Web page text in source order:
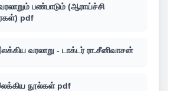
பண்பாடும் (ஆராய்ச்சி
pdf
வரலாறு - டாக்டர் ரா.சீனிவாசன்
நூல்கள் pdf